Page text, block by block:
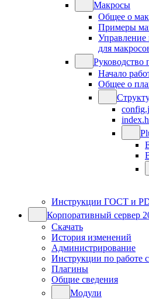
Макросы
Общее о
Примеры
Управление
для
Руководство
Начало
Общее о
Инструкции ГОСТ и
Корпоративный сервер
Скачать
История изменений
Администрирование
Инструкции по работе
Плагины
Общие сведения
Модули